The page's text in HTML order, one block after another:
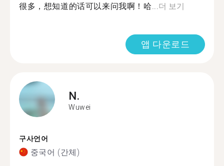
很多，想知道的话可以来问我啊！哈...더 보기
앱 다운로드
N.
Wuwei
구사언어
중국어 (간체)